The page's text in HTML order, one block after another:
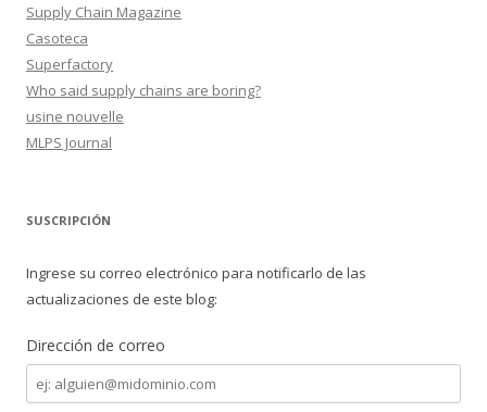
Supply Chain Magazine
Casoteca
Superfactory
Who said supply chains are boring?
usine nouvelle
MLPS Journal
SUSCRIPCIÓN
Ingrese su correo electrónico para notificarlo de las
actualizaciones de este blog:
Dirección de correo
Dirección
de
correo